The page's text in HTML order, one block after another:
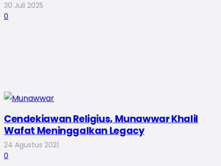
30 Juli 2025
0
Cendekiawan Religius, Munawwar Khalil
Wafat Meninggalkan Legacy
24 Agustus 2021
0